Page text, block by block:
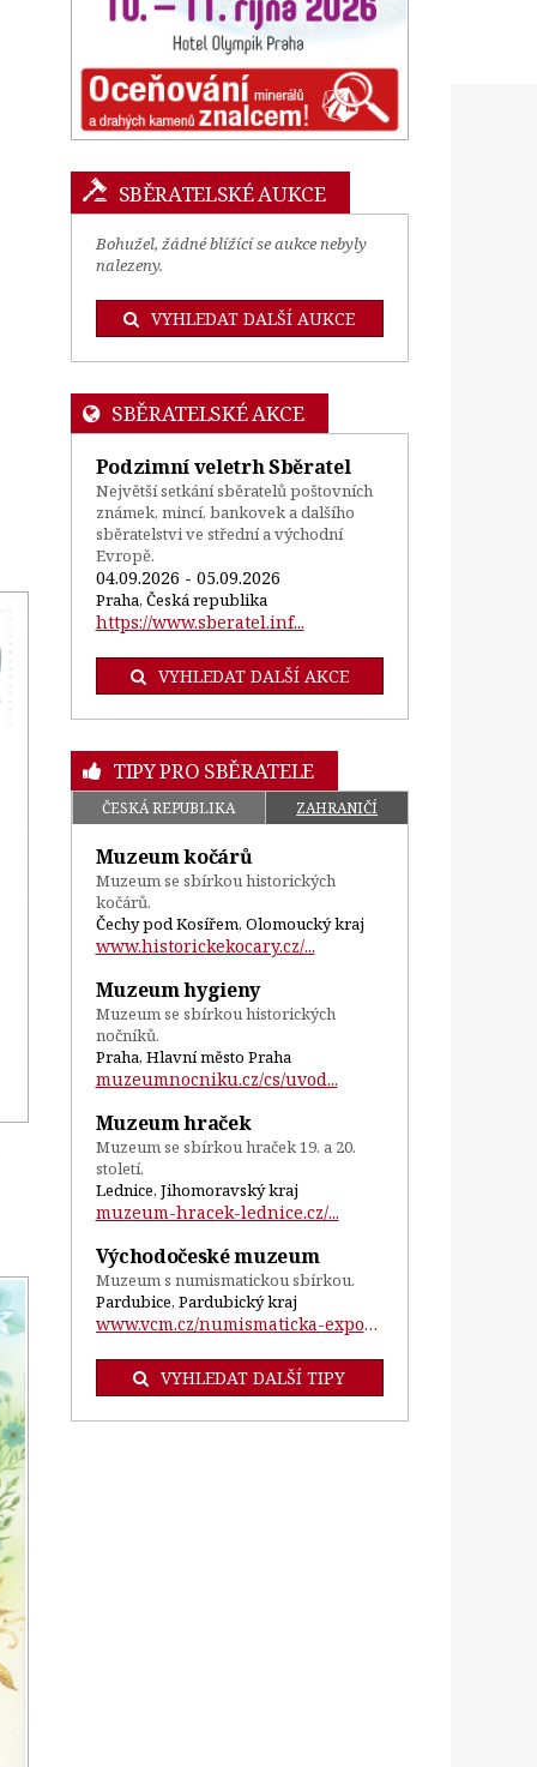
SBĚRATELSKÉ AUKCE
Bohužel, žádné blížící se aukce nebyly
nalezeny.
VYHLEDAT DALŠÍ AUKCE
SBĚRATELSKÉ AKCE
Podzimní veletrh Sběratel
Největší setkání sběratelů poštovních
známek, mincí, bankovek a dalšího
sběratelstvi ve střední a východní
Evropě.
04.09.2026 - 05.09.2026
Praha, Česká republika
https://www.sberatel.inf...
VYHLEDAT DALŠÍ AKCE
TIPY PRO SBĚRATELE
ČESKÁ REPUBLIKA ZAHRANIČÍ
Muzeum kočárů
Muzeum se sbírkou historických
kočárů.
Čechy pod Kosířem, Olomoucký kraj
www.historickekocary.cz/...
Muzeum hygieny
Muzeum se sbírkou historických
nočníků.
Praha, Hlavní město Praha
muzeumnocniku.cz/cs/uvod...
Muzeum hraček
Muzeum se sbírkou hraček 19. a 20.
století.
Lednice, Jihomoravský kraj
muzeum-hracek-lednice.cz/...
Východočeské muzeum
Muzeum s numismatickou sbírkou.
Pardubice, Pardubický kraj
www.vcm.cz/numismaticka-expozice-a-kabin...
VYHLEDAT DALŠÍ TIPY